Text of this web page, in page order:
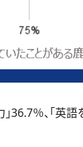
％、「英語